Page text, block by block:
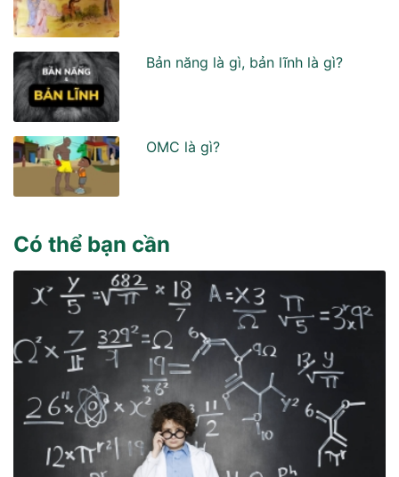
Bản năng là gì, bản lĩnh là gì?
OMC là gì?
Có thể bạn cần